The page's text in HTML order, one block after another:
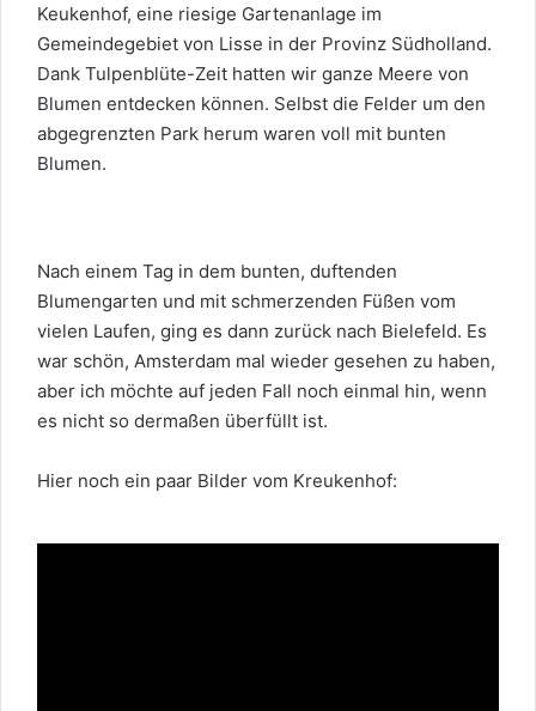
Keukenhof, eine riesige Gartenanlage im
Gemeindegebiet von Lisse in der Provinz Südholland.
Dank Tulpenblüte-Zeit hatten wir ganze Meere von
Blumen entdecken können. Selbst die Felder um den
abgegrenzten Park herum waren voll mit bunten
Blumen.
Nach einem Tag in dem bunten, duftenden
Blumengarten und mit schmerzenden Füßen vom
vielen Laufen, ging es dann zurück nach Bielefeld. Es
war schön, Amsterdam mal wieder gesehen zu haben,
aber ich möchte auf jeden Fall noch einmal hin, wenn
es nicht so dermaßen überfüllt ist.
Hier noch ein paar Bilder vom Kreukenhof: